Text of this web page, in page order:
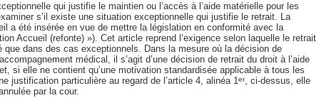
qui justifie le maintien ou l’accès à l’aide matérielle pour les
s’il existe une situation exceptionnelle qui justifie le retrait. La
a été insérée en vue de mettre la législation en conformité avec la
Accueil (refonte) »). Cet article reprend l’exigence selon laquelle le retrait
que dans des cas exceptionnels. Dans la mesure où la décision de
médical, il s’agit d’une décision de retrait du droit à l’aide
si elle ne contient qu’une motivation standardisée applicable à tous les
justification particulière au regard de l’article 4, alinéa 1er, ci-dessus, elle
par la cour.